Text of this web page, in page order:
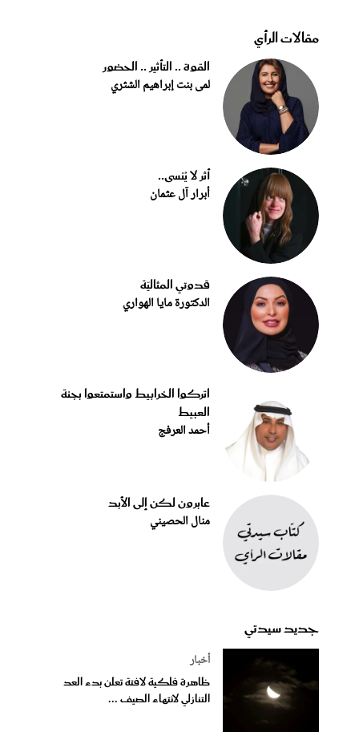
مقالات الرأي
القوة .. التأثير .. الحضور
لمى بنت إبراهيم الشثري
أثر لا يُنسى..
أبرار آل عثمان
قدوتي المثاليّة
الدكتورة مايا الهواري
اتركوا الخرابيط واستمتعوا بجنة
العبيط
أحمد العرفج
عابرون لكن إلى الأبد
منال الحصيني
جديد سيدتي
أخبار
ظاهرة فلكية لافتة تعلن بدء العد
التنازلي لانتهاء الصيف ...